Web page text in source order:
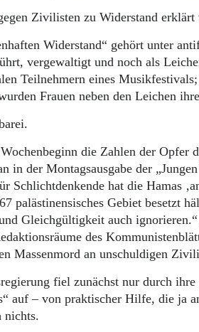
Zivilisten zu Widerstand
Widerstand“ gehört unter
vergewaltigt und noch als
Teilnehmern eines
Frauen neben den Leichen
die Zahlen der Opfer
in der Montagsausgabe der
Schlichtdenkende hat die Hamas
palästinensisches Gebiet besetzt
Gleichgültigkeit auch
des
Massenmord an unschuldigen
fiel zunächst nur durch
auf – von praktischer Hilfe, die ja
nichts.